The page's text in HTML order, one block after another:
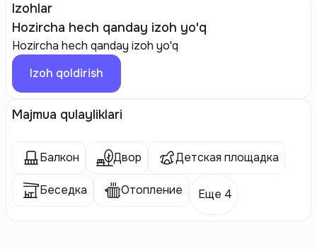
Izohlar
Hozircha hech qanday izoh yo'q
Hozircha hech qanday izoh yo'q
Izoh qoldirish
Majmua qulayliklari
Балкон Двор Детская площадка
Беседка Отопление Еще 4